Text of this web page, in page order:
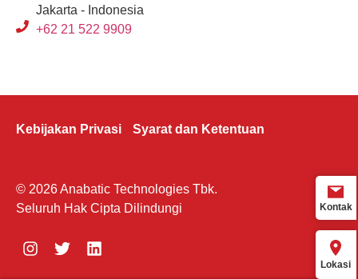
Jakarta - Indonesia
+62 21 522 9909
Kebijakan Privasi Syarat dan Ketentuan
© 2026 Anabatic Technologies Tbk.
Seluruh Hak Cipta Dilindungi
Kontak
Lokasi